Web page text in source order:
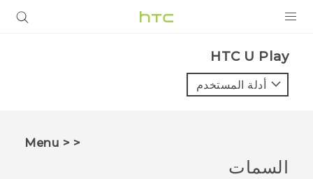
VIVE
VIVERSE
HTC U Play‎
أدلة المستخدم
< < Menu
السمات